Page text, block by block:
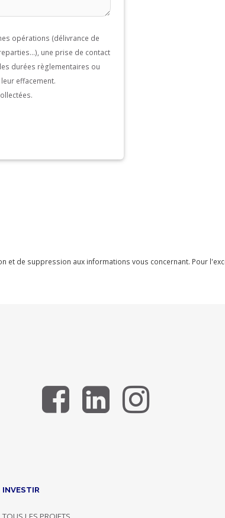
opérations (délivrance de
une prise de contact
durées règlementaires ou
effacement.
de suppression aux informations vous concernant. Pour
INVESTIR